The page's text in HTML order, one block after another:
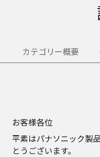
カテゴリー概要
お客様各位
平素はパナソニック製
とうございます。